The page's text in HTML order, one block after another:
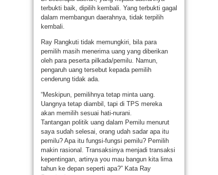
terbukti baik, dipilih kembali. Yang terbukti gagal
dalam membangun daerahnya, tidak terpilih
kembali.
Ray Rangkuti tidak memungkiri, bila para
pemilih masih menerima uang yang diberikan
oleh para peserta pilkada/pemilu. Namun,
pengaruh uang tersebut kepada pemilih
cenderung tidak ada.
“Meskipun, pemilihnya tetap minta uang.
Uangnya tetap diambil, tapi di TPS mereka
akan memilih sesuai hati-nurani.
Tantangan politik uang dalam Pemilu menurut
saya sudah selesai, orang udah sadar apa itu
pemilu? Apa itu fungsi-fungsi pemilu? Pemilih
makin rasional. Transaksinya menjadi transaksi
kepentingan, artinya you mau bangun kita lima
tahun ke depan seperti apa?” Kata Ray